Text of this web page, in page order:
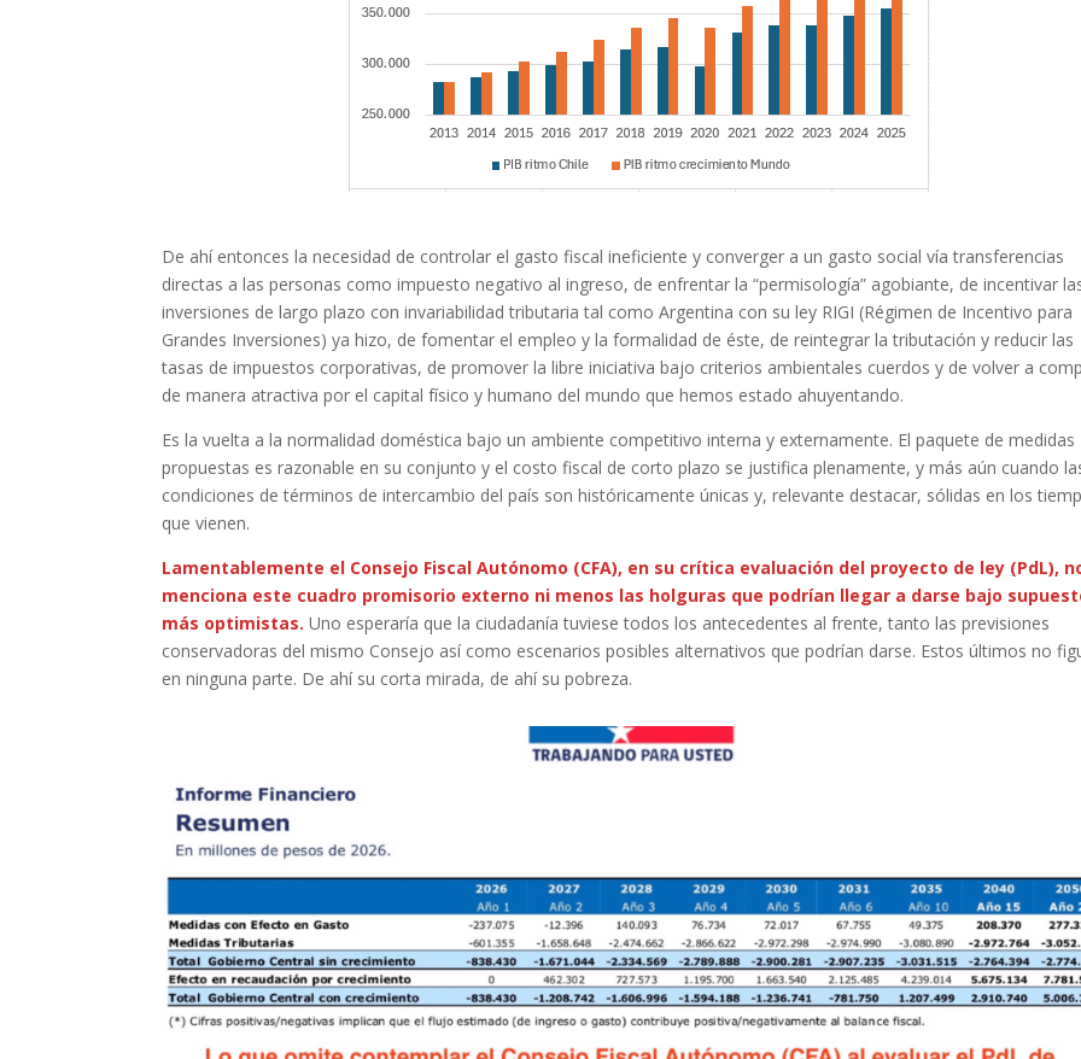
De ahí entonces la necesidad de controlar el gasto fiscal ineficiente y converger a un gasto social vía transferencias
directas a las personas como impuesto negativo al ingreso, de enfrentar la “permisología” agobiante, de incentivar
inversiones de largo plazo con invariabilidad tributaria tal como Argentina con su ley RIGI (Régimen de Incentivo para
Grandes Inversiones) ya hizo, de fomentar el empleo y la formalidad de éste, de reintegrar la tributación y reducir las
tasas de impuestos corporativas, de promover la libre iniciativa bajo criterios ambientales cuerdos y de volver a
de manera atractiva por el capital físico y humano del mundo que hemos estado ahuyentando.
Es la vuelta a la normalidad doméstica bajo un ambiente competitivo interna y externamente. El paquete de medidas
propuestas es razonable en su conjunto y el costo fiscal de corto plazo se justifica plenamente, y más aún cuando
condiciones de términos de intercambio del país son históricamente únicas y, relevante destacar, sólidas en los
que vienen.
Lamentablemente el Consejo Fiscal Autónomo (CFA), en su crítica evaluación del proyecto de ley (PdL),
menciona este cuadro promisorio externo ni menos las holguras que podrían llegar a darse bajo
más optimistas. Uno esperaría que la ciudadanía tuviese todos los antecedentes al frente, tanto las previsiones
conservadoras del mismo Consejo así como escenarios posibles alternativos que podrían darse. Estos últimos no
en ninguna parte. De ahí su corta mirada, de ahí su pobreza.